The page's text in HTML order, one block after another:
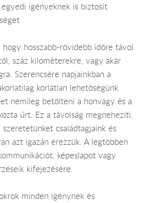
igényeknek is biztosít
hosszabb-rövidebb időre távol
száz kilométerekre, vagy akár
Szerencsére napjainkban a
korlátlan lehetőségünk
némileg betölteni a honvágy és a
űrt. Ez a távolság megnehezíti,
családtagjaink és
azt igazán érezzük. A legtöbben
képeslapot vagy
kifejezésére.
minden igénynek és